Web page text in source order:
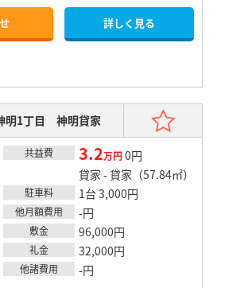
詳しく見る
明1丁目 神明貸家
賃料 3.2万円
共益費
0円
貸家 - 貸家（57.84㎡）
駐車料 1台 3,000円
他月額費用 -円
敷金 96,000円
礼金 32,000円
他諸費用 -円